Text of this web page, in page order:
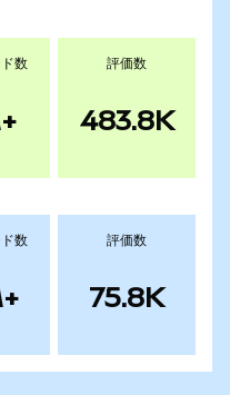
数 評価数
483.8K
数 評価数
75.8K